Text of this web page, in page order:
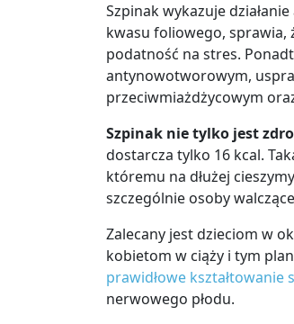
Szpinak wykazuje
kwasu foliowego, sprawia,
podatność na stres.
antynowotworowym,
przeciwmiażdżycowym
Szpinak nie tylko jest
dostarcza tylko 16 kcal.
któremu na dłużej
szczególnie osoby
Zalecany jest dzieciom w
kobietom w ciąży i tym
prawidłowe kształtowanie
nerwowego płodu.